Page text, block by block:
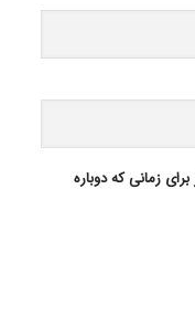
زمانی که دوباره